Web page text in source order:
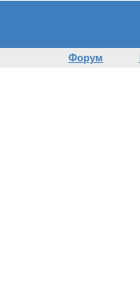
Форум